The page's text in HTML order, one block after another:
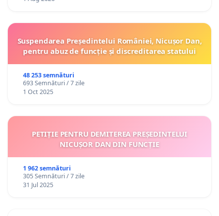
Suspendarea Președintelui României, Nicușor Dan,
pentru abuz de funcție și discreditarea statului
48 253 semnături
693 Semnături / 7 zile
1 Oct 2025
PETIȚIE PENTRU DEMITEREA PREȘEDINTELUI
NICUȘOR DAN DIN FUNCȚIE
1 962 semnături
305 Semnături / 7 zile
31 Jul 2025